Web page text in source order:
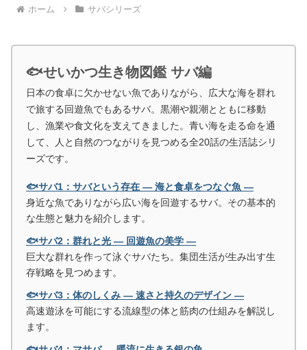
ホーム サバシリーズ
🐟せいかつ生き物図鑑 サバ編
日本の食卓に欠かせない魚でありながら、広大な海を群れ
で旅する回遊魚でもあるサバ。黒潮や親潮とともに移動
し、漁業や食文化を支えてきました。青い海を走る命を通
して、人と自然のつながりを見つめる全20話の生活誌シリ
ーズです。
🐟サバ1：サバという存在 ― 海と食卓をつなぐ魚 ―
身近な魚でありながら広い海を回遊するサバ。その基本的
な生態と魅力を紹介します。
🐟サバ2：群れと光 ― 回遊魚の美学 ―
巨大な群れを作って泳ぐサバたち。集団生活が生み出す生
存戦略を見つめます。
🐟サバ3：体のしくみ ― 速さと持久のデザイン ―
高速遊泳を可能にする流線型の体と筋肉の仕組みを解説し
ます。